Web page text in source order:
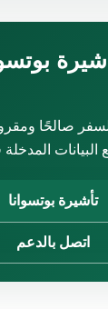
صالحًا
البيانات
تأشيرة بوتسوانا
اتصل بالدعم